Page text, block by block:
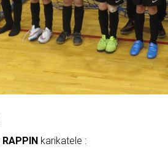
RAPPIN karikatele :